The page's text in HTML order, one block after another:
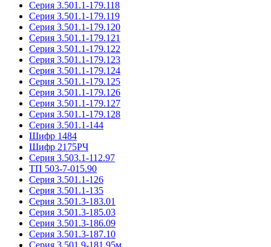
Серия 3.501.1-179.118
Серия 3.501.1-179.119
Серия 3.501.1-179.120
Серия 3.501.1-179.121
Серия 3.501.1-179.122
Серия 3.501.1-179.123
Серия 3.501.1-179.124
Серия 3.501.1-179.125
Серия 3.501.1-179.126
Серия 3.501.1-179.127
Серия 3.501.1-179.128
Серия 3.501.1-144
Шифр 1484
Шифр 2175РЧ
Серия 3.503.1-112.97
ТП 503-7-015.90
Серия 3.501.1-126
Серия 3.501.1-135
Серия 3.501.3-183.01
Серия 3.501.3-185.03
Серия 3.501.3-186.09
Серия 3.501.3-187.10
Серия 3.501.9-181.95м